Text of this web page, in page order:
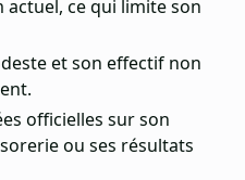
actuel, ce qui limite son
et son effectif non
officielles sur son
ou ses résultats